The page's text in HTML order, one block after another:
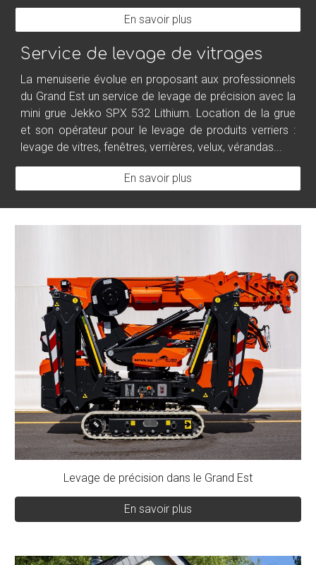
En savoir plus
Service de levage de vitrages
La menuiserie évolue en proposant aux professionnels
du Grand Est un service de levage de précision avec la
mini grue Jekko SPX 532 Lithium. Location de la grue
et son opérateur pour le levage de produits verriers :
levage de vitres, fenêtres, verrières, velux, vérandas...
En savoir plus
Levage de précision dans le Grand Est
En savoir plus